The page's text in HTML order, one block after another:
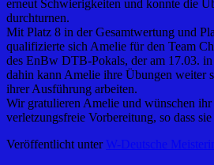
erneut Schwierigkeiten und konnte die
durchturnen.
Mit Platz 8 in der Gesamtwertung und
qualifizierte sich Amelie für den Team
des EnBw DTB-Pokals, der am 17.03.
dahin kann Amelie ihre Übungen weiter
ihrer Ausführung arbeiten.
Wir gratulieren Amelie und wünschen ihr
verletzungsfreie Vorbereitung, so dass
Veröffentlicht unter W-Deutsche